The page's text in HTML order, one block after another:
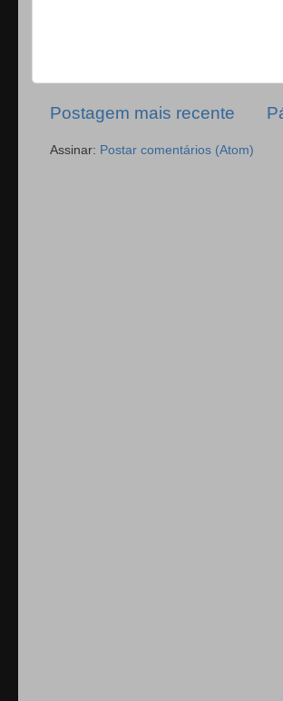
Postagem mais recente
Assinar: Postar comentários (Atom)